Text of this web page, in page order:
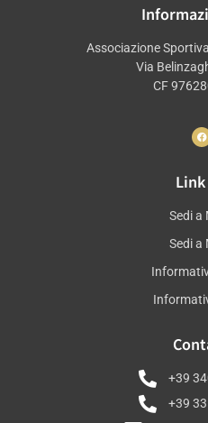
Associazione
Via
CF
Sedi a
Sedi a
+39
+39